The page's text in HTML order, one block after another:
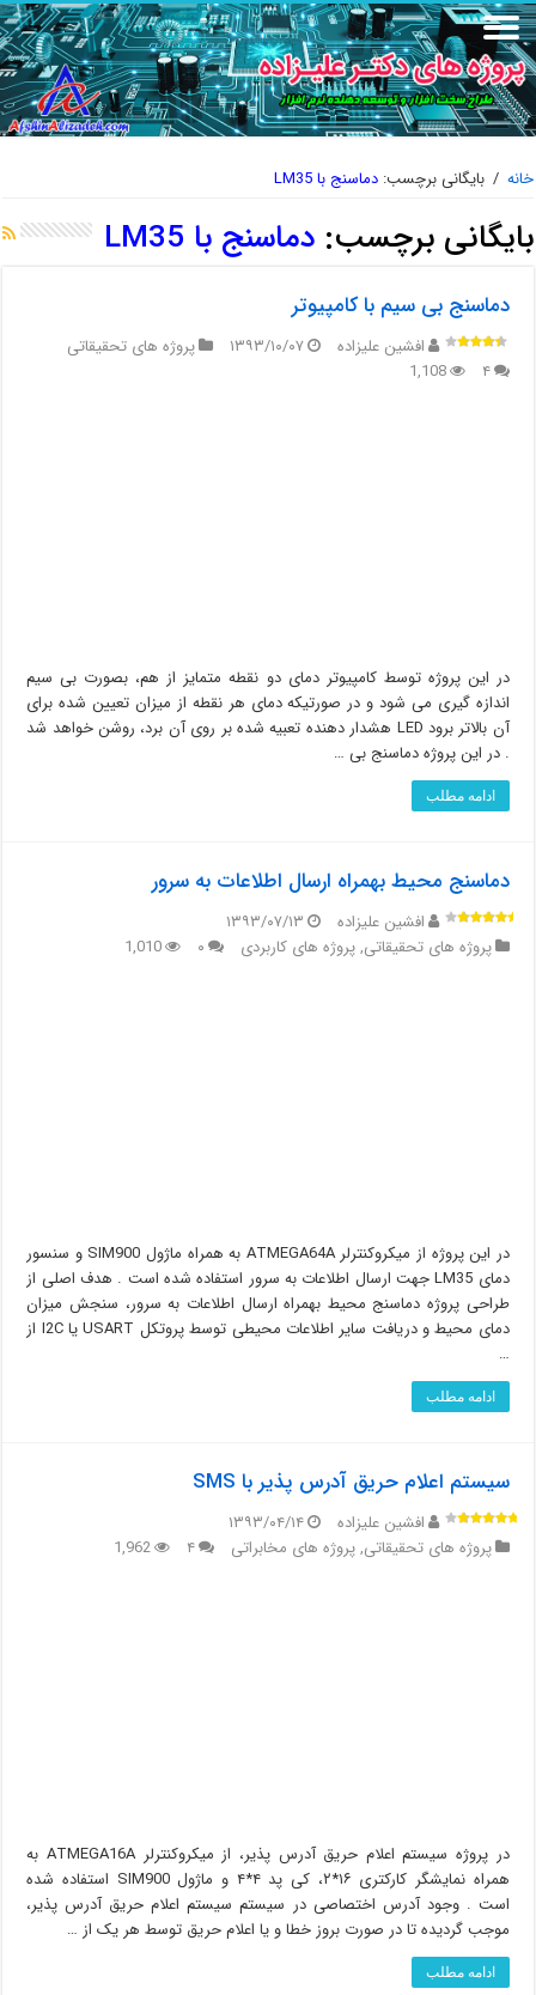
خانه / بایگانی برچسب:دماسنج با LM35
بایگانی برچسب:دماسنج با LM35
دماسنج بی سیم با کامپیوتر
افشین علیزاده ۱۳۹۳/۱۰/۰۷
پروژه های تحقیقاتی
۴
1,108
در این پروژه توسط کامپیوتر دمای دو نقطه متمایز از هم، بصورت بی سیم
اندازه گیری می شود و در صورتیکه دمای هر نقطه از میزان تعیین شده برای
آن بالاتر برود LED هشدار دهنده تعبیه شده بر روی آن برد، روشن خواهد شد
. در این پروژه دماسنج بی …
ادامه مطلب
دماسنج محیط بهمراه ارسال اطلاعات به سرور
افشین علیزاده
۱۳۹۳/۰۷/۱۳
پروژه های تحقیقاتی,پروژه های کاربردی ۰ 1,010
در این پروژه از میکروکنترلر ATMEGA64A به همراه ماژول SIM900 و سنسور
دمای LM35 جهت ارسال اطلاعات به سرور استفاده شده است . هدف اصلی از
طراحی پروژه دماسنج محیط بهمراه ارسال اطلاعات به سرور، سنجش میزان
دمای محیط و دریافت سایر اطلاعات محیطی توسط پروتکل USART یا I2C از
…
ادامه مطلب
سیستم اعلام حریق آدرس پذیر با SMS
افشین علیزاده
۱۳۹۳/۰۴/۱۴
پروژه های تحقیقاتی,پروژه های مخابراتی ۴ 1,962
در پروژه سیستم اعلام حریق آدرس پذیر، از میکروکنترلر ATMEGA16A به
همراه نمایشگر کارکتری ۱۶*۲، کی پد ۴*۴ و ماژول SIM900 استفاده شده
است . وجود آدرس اختصاصی در سیستم سیستم اعلام حریق آدرس پذیر،
موجب گردیده تا در صورت بروز خطا و یا اعلام حریق توسط هر یک از …
ادامه مطلب